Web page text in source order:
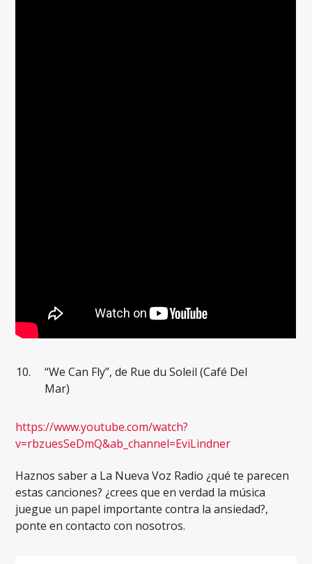
“We Can Fly”, de Rue du Soleil (Café Del
Mar)
https://www.youtube.com/watch?
v=rbzuesSeDmQ&ab_channel=EviLindner
Haznos saber a La Nueva Voz Radio ¿qué te parecen
estas canciones? ¿crees que en verdad la música
juegue un papel importante contra la ansiedad?,
ponte en contacto con nosotros.